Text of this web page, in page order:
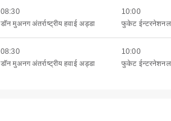
08:30
डॉन मुअनग अंतर्राष्ट्रीय हवाई अड्डा
10:00
फुकेट ईन्टरनेशनल
08:30
डॉन मुअनग अंतर्राष्ट्रीय हवाई अड्डा
10:00
फुकेट ईन्टरनेशनल